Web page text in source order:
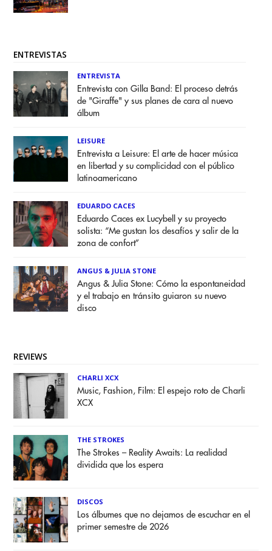
ENTREVISTAS
ENTREVISTA
Entrevista con Gilla Band: El proceso detrás
de "Giraffe" y sus planes de cara al nuevo
álbum
LEISURE
Entrevista a Leisure: El arte de hacer música
en libertad y su complicidad con el público
latinoamericano
EDUARDO CACES
Eduardo Caces ex Lucybell y su proyecto
solista: “Me gustan los desafíos y salir de la
zona de confort”
ANGUS & JULIA STONE
Angus & Julia Stone: Cómo la espontaneidad
y el trabajo en tránsito guiaron su nuevo
disco
REVIEWS
CHARLI XCX
Music, Fashion, Film: El espejo roto de Charli
XCX
THE STROKES
The Strokes – Reality Awaits: La realidad
dividida que los espera
DISCOS
Los álbumes que no dejamos de escuchar en el
primer semestre de 2026